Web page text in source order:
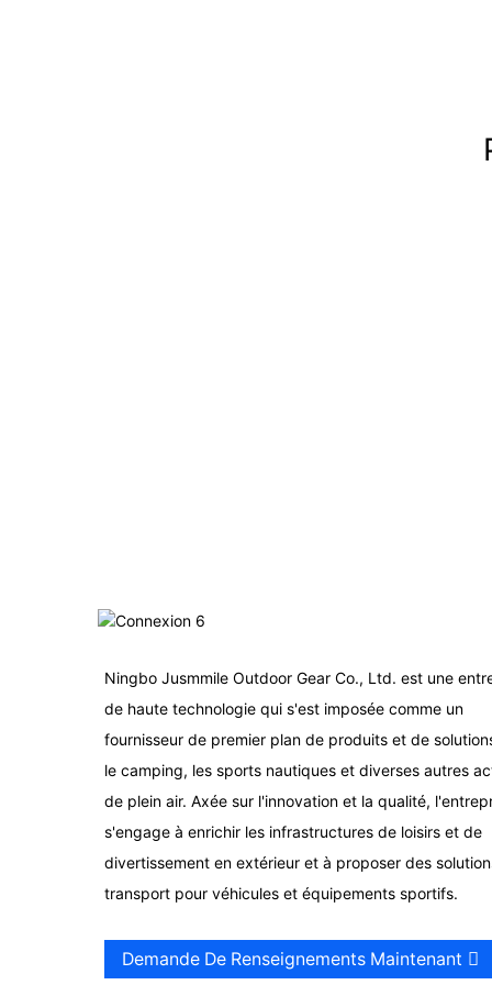
Ningbo Jusmmile Outdoor Gear Co., Ltd. est une
de haute technologie qui s'est imposée comme un
fournisseur de premier plan de produits et de
le camping, les sports nautiques et diverses autres
de plein air. Axée sur l'innovation et la qualité,
s'engage à enrichir les infrastructures de loisirs et de
divertissement en extérieur et à proposer des
transport pour véhicules et équipements sportifs.
Demande De Renseignements Maintenant